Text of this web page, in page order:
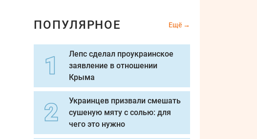
ПОПУЛЯРНОЕ Ещё
Лепс сделал проукраинское
заявление в отношении
Крыма
Украинцев призвали смешать
сушеную мяту с солью: для
чего это нужно